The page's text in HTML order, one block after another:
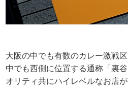
大阪の中でも有数のカレー激戦
中でも西側に位置する通称「裏
オリティ共にハイレベルなお店